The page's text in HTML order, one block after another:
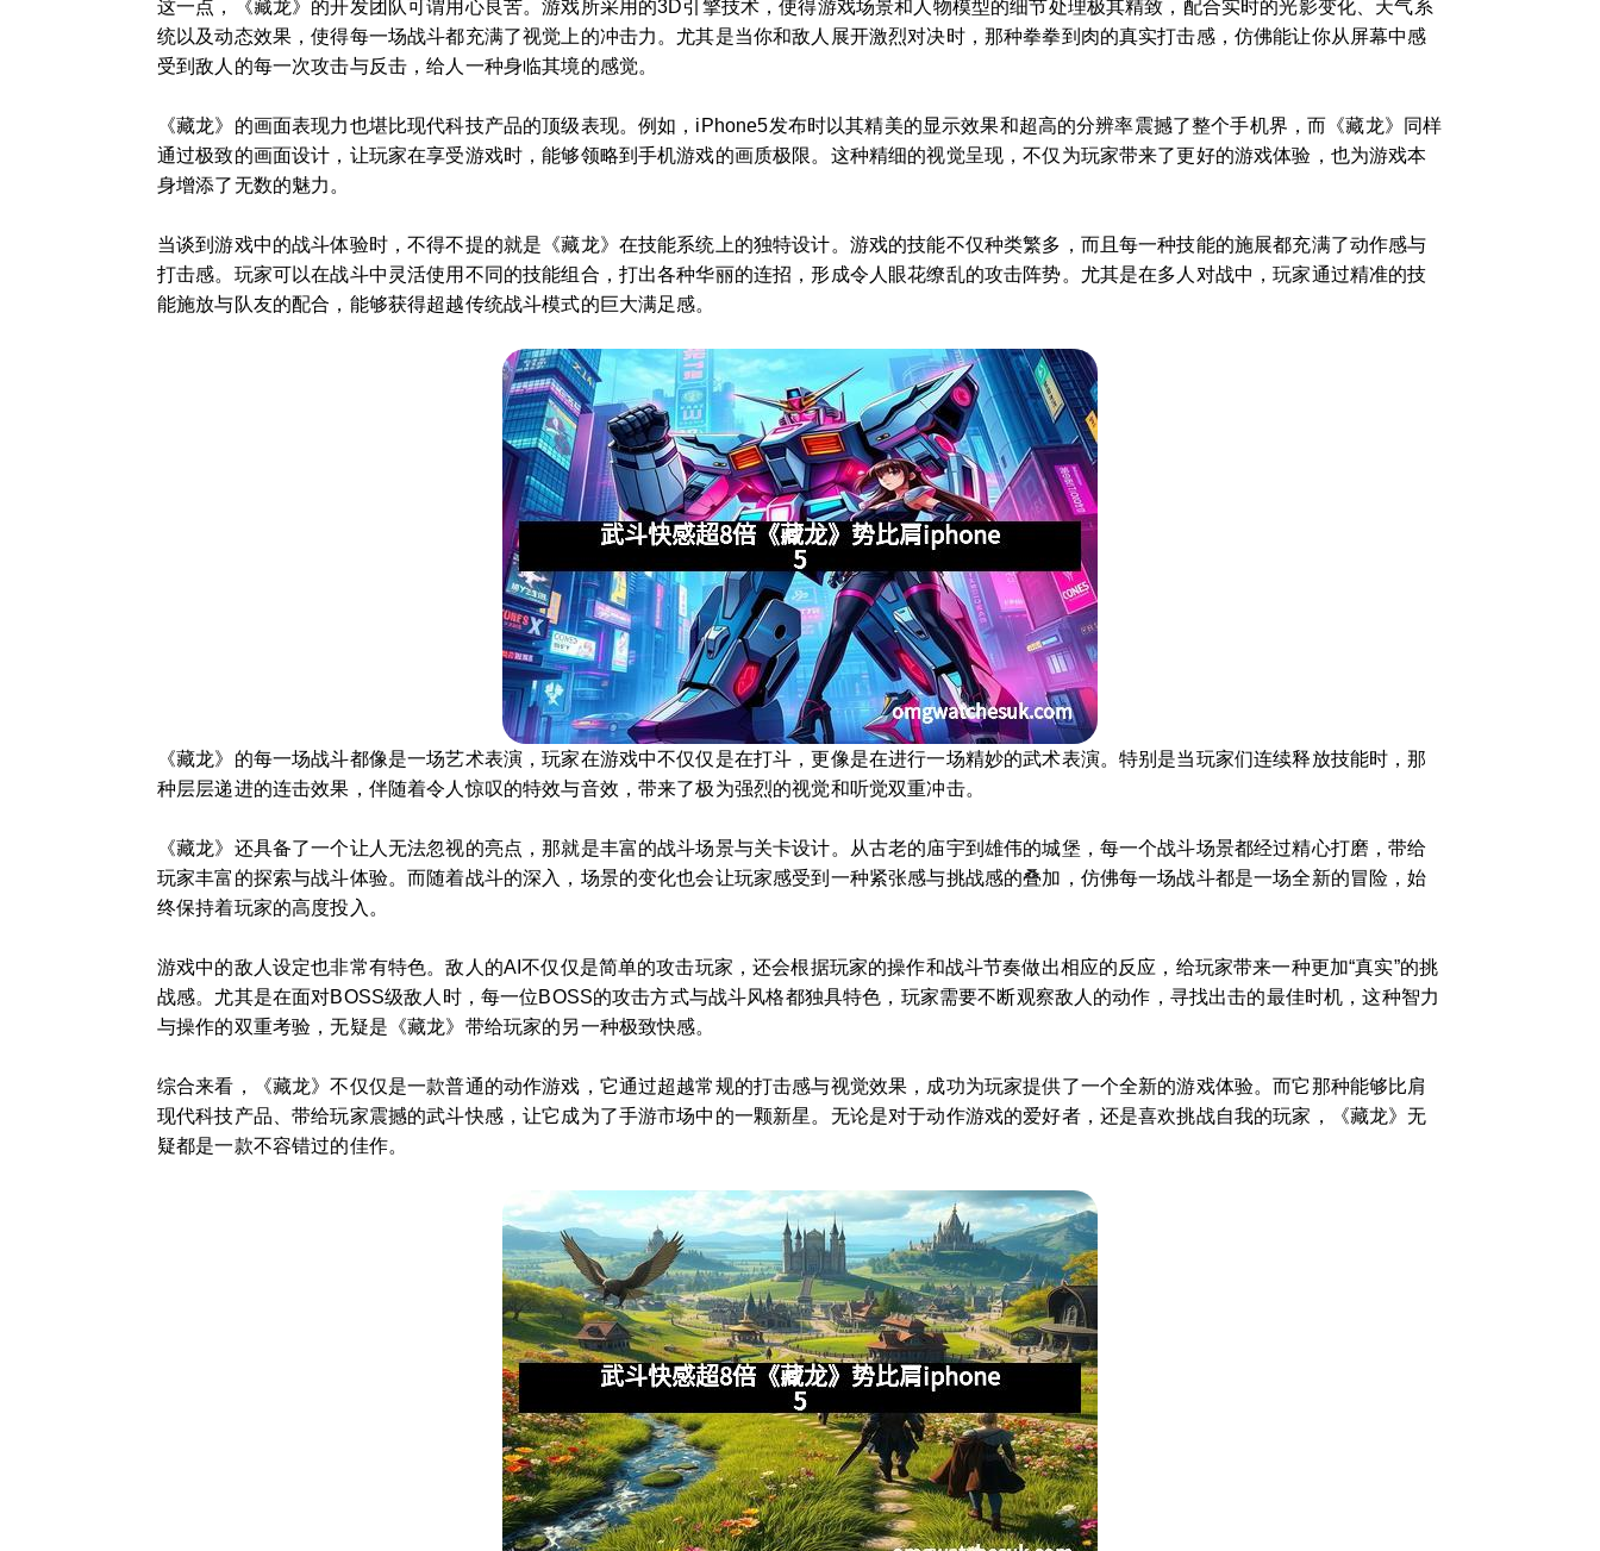
这一点，《藏龙》的开发团队可谓用心良苦。游戏所采用的3D引擎技术，使得游戏场景和人物模型的细节处理极其精致，配合实时的光影变化、天气系
统以及动态效果，使得每一场战斗都充满了视觉上的冲击力。尤其是当你和敌人展开激烈对决时，那种拳拳到肉的真实打击感，仿佛能让你从屏幕中感
受到敌人的每一次攻击与反击，给人一种身临其境的感觉。
《藏龙》的画面表现力也堪比现代科技产品的顶级表现。例如，iPhone5发布时以其精美的显示效果和超高的分辨率震撼了整个手机界，而《藏龙》同样
通过极致的画面设计，让玩家在享受游戏时，能够领略到手机游戏的画质极限。这种精细的视觉呈现，不仅为玩家带来了更好的游戏体验，也为游戏本
身增添了无数的魅力。
当谈到游戏中的战斗体验时，不得不提的就是《藏龙》在技能系统上的独特设计。游戏的技能不仅种类繁多，而且每一种技能的施展都充满了动作感与
打击感。玩家可以在战斗中灵活使用不同的技能组合，打出各种华丽的连招，形成令人眼花缭乱的攻击阵势。尤其是在多人对战中，玩家通过精准的技
能施放与队友的配合，能够获得超越传统战斗模式的巨大满足感。
《藏龙》的每一场战斗都像是一场艺术表演，玩家在游戏中不仅仅是在打斗，更像是在进行一场精妙的武术表演。特别是当玩家们连续释放技能时，那
种层层递进的连击效果，伴随着令人惊叹的特效与音效，带来了极为强烈的视觉和听觉双重冲击。
《藏龙》还具备了一个让人无法忽视的亮点，那就是丰富的战斗场景与关卡设计。从古老的庙宇到雄伟的城堡，每一个战斗场景都经过精心打磨，带给
玩家丰富的探索与战斗体验。而随着战斗的深入，场景的变化也会让玩家感受到一种紧张感与挑战感的叠加，仿佛每一场战斗都是一场全新的冒险，始
终保持着玩家的高度投入。
游戏中的敌人设定也非常有特色。敌人的AI不仅仅是简单的攻击玩家，还会根据玩家的操作和战斗节奏做出相应的反应，给玩家带来一种更加“真实”的挑
战感。尤其是在面对BOSS级敌人时，每一位BOSS的攻击方式与战斗风格都独具特色，玩家需要不断观察敌人的动作，寻找出击的最佳时机，这种智力
与操作的双重考验，无疑是《藏龙》带给玩家的另一种极致快感。
综合来看，《藏龙》不仅仅是一款普通的动作游戏，它通过超越常规的打击感与视觉效果，成功为玩家提供了一个全新的游戏体验。而它那种能够比肩
现代科技产品、带给玩家震撼的武斗快感，让它成为了手游市场中的一颗新星。无论是对于动作游戏的爱好者，还是喜欢挑战自我的玩家，《藏龙》无
疑都是一款不容错过的佳作。